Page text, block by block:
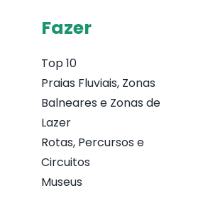
Fazer
Top 10
Praias Fluviais, Zonas
Balneares e Zonas de
Lazer
Rotas, Percursos e
Circuitos
Museus